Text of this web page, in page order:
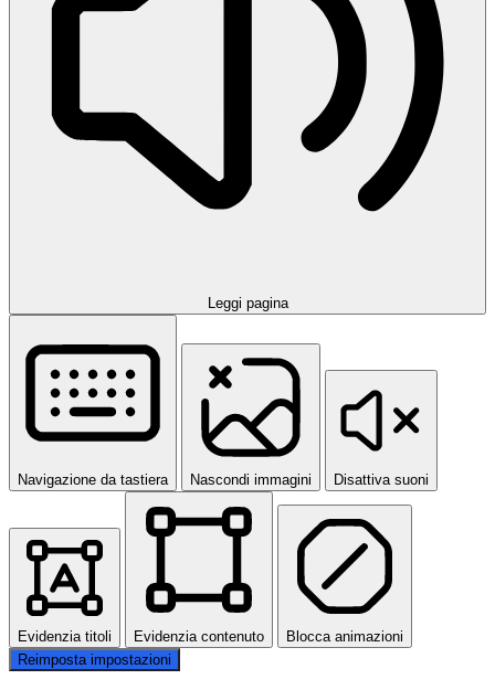
Leggi pagina
Navigazione da tastiera Nascondi immagini Disattiva suoni
Evidenzia titoli Evidenzia contenuto
Blocca animazioni
Reimposta impostazioni